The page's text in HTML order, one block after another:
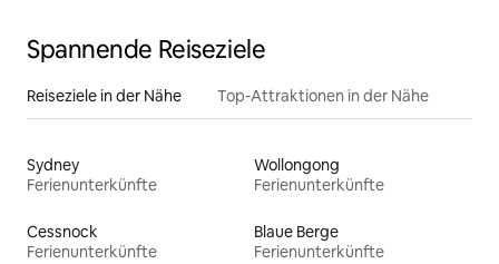
Spannende Reiseziele
Reiseziele in der Nähe Top-Attraktionen in der Nähe
Sydney
Ferienunterkünfte
Wollongong
Ferienunterkünfte
Cessnock
Ferienunterkünfte
Blaue Berge
Ferienunterkünfte